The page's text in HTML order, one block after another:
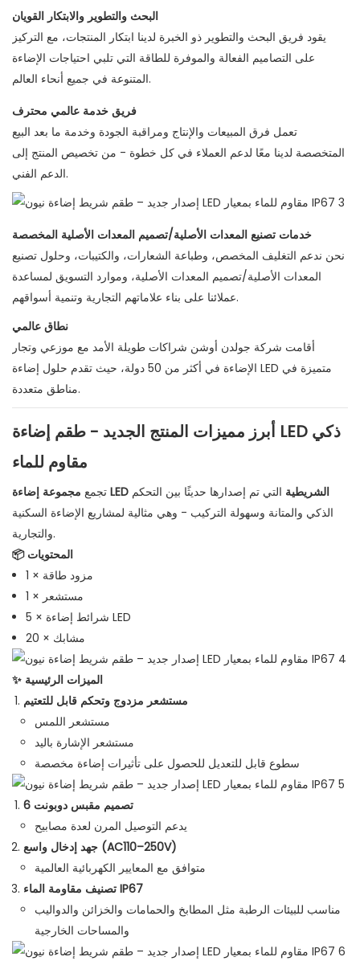
البحث والتطوير والابتكار القويان
يقود فريق البحث والتطوير ذو الخبرة لدينا ابتكار المنتجات، مع التركيز
على التصاميم الفعالة والموفرة للطاقة التي تلبي احتياجات الإضاءة
المتنوعة في جميع أنحاء العالم.
فريق خدمة عالمي محترف
تعمل فرق المبيعات والإنتاج ومراقبة الجودة وخدمة ما بعد البيع
المتخصصة لدينا معًا لدعم العملاء في كل خطوة - من تخصيص المنتج إلى
الدعم الفني.
خدمات تصنيع المعدات الأصلية/تصميم المعدات الأصلية المخصصة
نحن ندعم التغليف المخصص، وطباعة الشعارات، والكتيبات، وحلول تصنيع
المعدات الأصلية/تصميم المعدات الأصلية، وموارد التسويق لمساعدة
عملائنا على بناء علاماتهم التجارية وتنمية أسواقهم.
نطاق عالمي
أقامت شركة جولدن أوشن شراكات طويلة الأمد مع موزعي وتجار
الإضاءة في أكثر من 50 دولة، حيث تقدم حلول إضاءة LED متميزة في
مناطق متعددة.
أبرز مميزات المنتج الجديد - طقم إضاءة LED ذكي
مقاوم للماء
تجمع مجموعة إضاءة LED الشريطية التي تم إصدارها حديثًا بين التحكم
الذكي والمتانة وسهولة التركيب - وهي مثالية لمشاريع الإضاءة السكنية
والتجارية.
📦 المحتويات
1 × مزود طاقة
1 × مستشعر
5 × شرائط إضاءة LED
20 × مشابك
✨ الميزات الرئيسية
مستشعر مزدوج وتحكم قابل للتعتيم
مستشعر اللمس
مستشعر الإشارة باليد
سطوع قابل للتعديل للحصول على تأثيرات إضاءة مخصصة
تصميم مقبس دوبونت 6
يدعم التوصيل المرن لعدة مصابيح
جهد إدخال واسع (AC110–250V)
متوافق مع المعايير الكهربائية العالمية
تصنيف مقاومة الماء IP67
مناسب للبيئات الرطبة مثل المطابخ والحمامات والخزائن والدواليب
والمساحات الخارجية